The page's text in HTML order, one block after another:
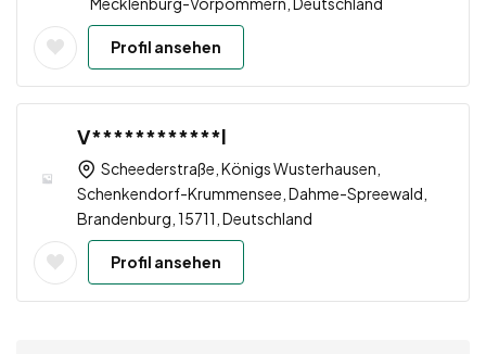
Profil ansehen
V************l
Scheederstraße, Königs Wusterhausen,
Schenkendorf-Krummensee, Dahme-Spreewald,
Brandenburg, 15711, Deutschland
Profil ansehen